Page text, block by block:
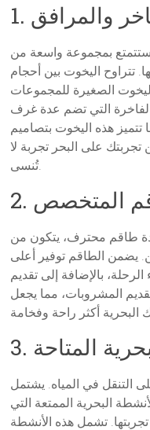
والمرافق
بمجموعة واسعة من
تتراوح اليخوت بين أحجام
الصغيرة للمجموعات
التي تضم عدة غرف
تتميز هذه اليخوت بتصاميم
على البحر تجربة لا
تُنسى.
المتخصص
طاقم محترف، يتكون من
يضمن الطاقم توفير أعلى
بالإضافة إلى تقديم
المشروبات، مما يجعل
المتاحة
التنقل في المياه. يشتمل
البحرية الممتعة التي